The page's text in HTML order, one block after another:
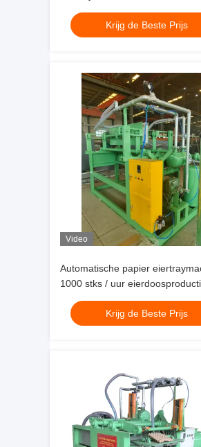
Automatische
Krijg de Beste Prijs
Video
Automatische papier
1000 stks / uur
Krijg de Beste Prijs